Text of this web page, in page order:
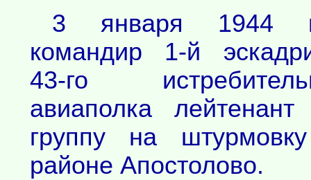
3 января 1944
командир 1-й
43-го
авиаполка
группу на
районе Апостолово.